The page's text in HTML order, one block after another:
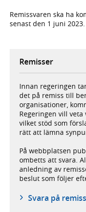
Remissvaren ska ha
senast den 1 juni 2023.
Remisser
Innan regeringen
det på remiss till
organisationer,
Regeringen vill
vilket stöd som
rätt att lämna
På webbplatsen
ombetts att svara.
anledning av
beslut som följer
Svara på remiss